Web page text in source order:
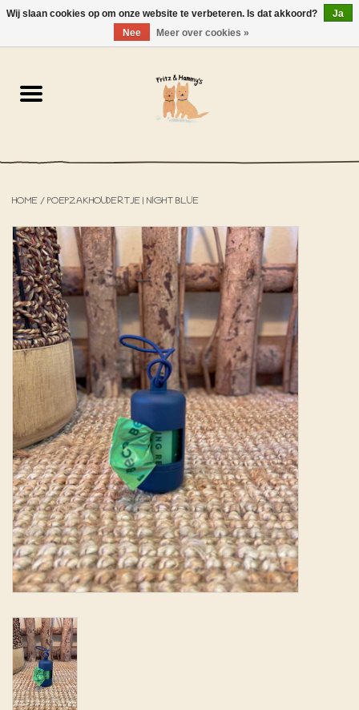
NL-EN 0 Artikelen - €0,00
De Winkel
Het Strandhuisje
De Blog
Over ons
HOME / POEPZAKHOUDERTJE | NIGHT BLUE
Wij slaan cookies op om onze website te verbeteren. Is dat akkoord?
Ja
Nee
Meer over cookies »